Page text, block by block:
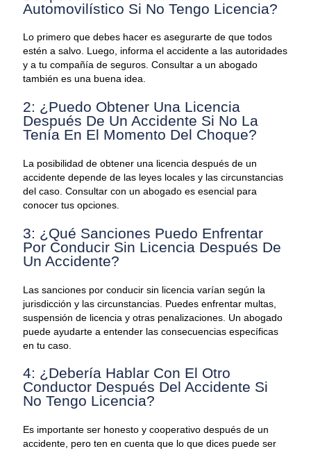
Automovilístico Si No Tengo Licencia?
Lo primero que debes hacer es asegurarte de que todos
estén a salvo. Luego, informa el accidente a las autoridades
y a tu compañía de seguros. Consultar a un abogado
también es una buena idea.
2: ¿Puedo Obtener Una Licencia
Después De Un Accidente Si No La
Tenía En El Momento Del Choque?
La posibilidad de obtener una licencia después de un
accidente depende de las leyes locales y las circunstancias
del caso. Consultar con un abogado es esencial para
conocer tus opciones.
3: ¿Qué Sanciones Puedo Enfrentar
Por Conducir Sin Licencia Después De
Un Accidente?
Las sanciones por conducir sin licencia varían según la
jurisdicción y las circunstancias. Puedes enfrentar multas,
suspensión de licencia y otras penalizaciones. Un abogado
puede ayudarte a entender las consecuencias específicas
en tu caso.
4: ¿Debería Hablar Con El Otro
Conductor Después Del Accidente Si
No Tengo Licencia?
Es importante ser honesto y cooperativo después de un
accidente, pero ten en cuenta que lo que dices puede ser